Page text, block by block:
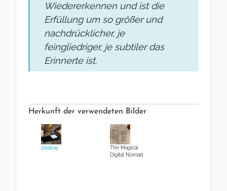
Wiedererkennen und ist die
Erfüllung um so größer und
nachdrücklicher, je
feingliedriger, je subtiler das
Erinnerte ist.
Herkunft der verwendeten Bilder
pixabay
The Magical
Digital Nomad